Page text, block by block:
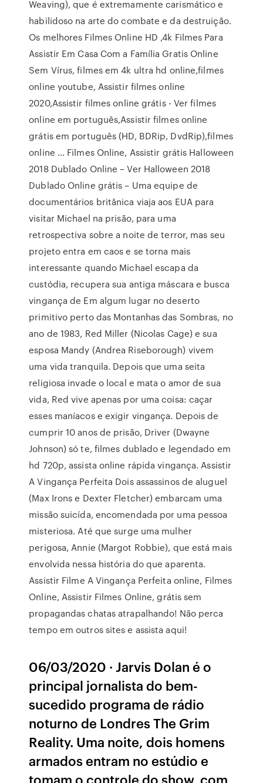
Weaving), que é extremamente carismático e
habilidoso na arte do combate e da destruição.
Os melhores Filmes Online HD ,4k Filmes Para
Assistir Em Casa Com a Família Gratis Online
Sem Vírus, filmes em 4k ultra hd online,filmes
online youtube, Assistir filmes online
2020,Assistir filmes online grátis - Ver filmes
online em português,Assistir filmes online
grátis em português (HD, BDRip, DvdRip),filmes
online … Filmes Online, Assistir grátis Halloween
2018 Dublado Online – Ver Halloween 2018
Dublado Online grátis – Uma equipe de
documentários britânica viaja aos EUA para
visitar Michael na prisão, para uma
retrospectiva sobre a noite de terror, mas seu
projeto entra em caos e se torna mais
interessante quando Michael escapa da
custódia, recupera sua antiga máscara e busca
vingança de Em algum lugar no deserto
primitivo perto das Montanhas das Sombras, no
ano de 1983, Red Miller (Nicolas Cage) e sua
esposa Mandy (Andrea Riseborough) vivem
uma vida tranquila. Depois que uma seita
religiosa invade o local e mata o amor de sua
vida, Red vive apenas por uma coisa: caçar
esses maníacos e exigir vingança. Depois de
cumprir 10 anos de prisão, Driver (Dwayne
Johnson) só te, filmes dublado e legendado em
hd 720p, assista online rápida vingança. Assistir
A Vingança Perfeita Dois assassinos de aluguel
(Max Irons e Dexter Fletcher) embarcam uma
missão suicída, encomendada por uma pessoa
misteriosa. Até que surge uma mulher
perigosa, Annie (Margot Robbie), que está mais
envolvida nessa história do que aparenta.
Assistir Filme A Vingança Perfeita online, Filmes
Online, Assistir Filmes Online, grátis sem
propagandas chatas atrapalhando! Não perca
tempo em outros sites e assista aqui!
06/03/2020 · Jarvis Dolan é o
principal jornalista do bem-
sucedido programa de rádio
noturno de Londres The Grim
Reality. Uma noite, dois homens
armados entram no estúdio e
tomam o controle do show, com